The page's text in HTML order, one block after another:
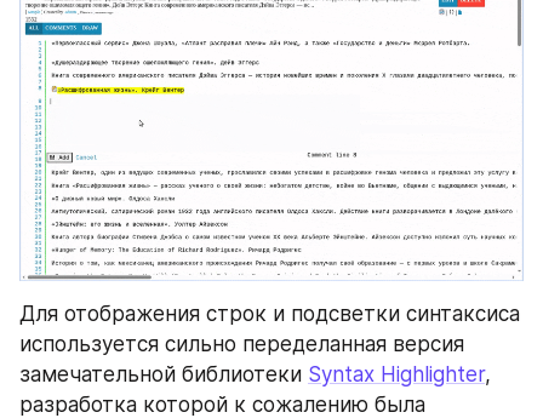
Для отображения строк и подсветки синтаксиса
используется сильно переделанная версия
замечательной библиотеки Syntax Highlighter,
разработка которой к сожалению была